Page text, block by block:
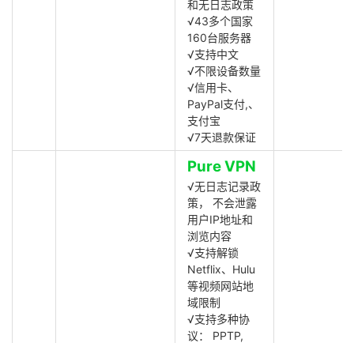
和无日志政策
√43多个国家
160台服务器
√支持中文
√不限设备数量
√信用卡、
PayPal支付,、
支付宝
√7天退款保证
Pure VPN
√无日志记录政
策， 不会泄露
用户IP地址和
浏览内容
√支持解锁
Netflix、Hulu
等视频网站地
域限制
√支持多种协
议： PPTP,